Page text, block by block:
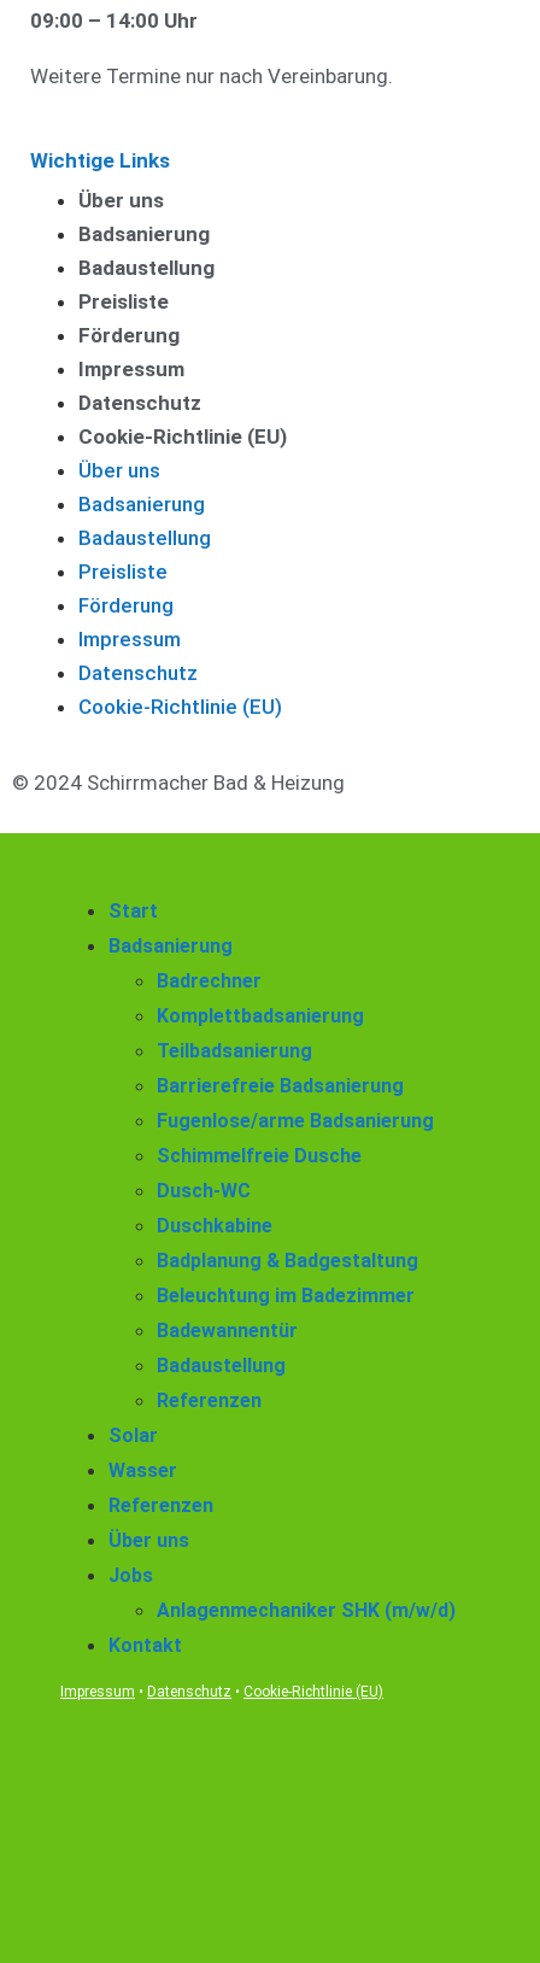
09:00 – 14:00 Uhr
Weitere Termine nur nach Vereinbarung.
Wichtige Links
Über uns
Badsanierung
Badaustellung
Preisliste
Förderung
Impressum
Datenschutz
Cookie-Richtlinie (EU)
Über uns
Badsanierung
Badaustellung
Preisliste
Förderung
Impressum
Datenschutz
Cookie-Richtlinie (EU)
© 2024 Schirrmacher Bad & Heizung
Start
Badsanierung
Badrechner
Komplettbadsanierung
Teilbadsanierung
Barrierefreie Badsanierung
Fugenlose/arme Badsanierung
Schimmelfreie Dusche
Dusch-WC
Duschkabine
Badplanung & Badgestaltung
Beleuchtung im Badezimmer
Badewannentür
Badaustellung
Referenzen
Solar
Wasser
Referenzen
Über uns
Jobs
Anlagenmechaniker SHK (m/w/d)
Kontakt
Impressum • Datenschutz • Cookie-Richtlinie (EU)